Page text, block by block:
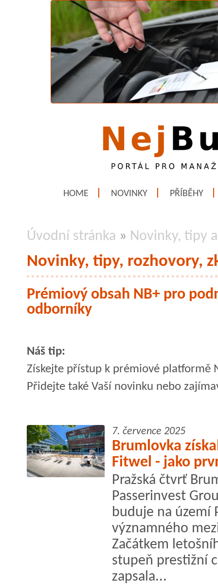
HOME NOVINKY PŘÍBĚHY
Úvodní stránka » Novinky, tipy
Novinky, tipy, rozhovory,
Prémiový obsah NB+ pro
odborníky
Náš tip:
Získejte přístup k prémiové platformě
Přidejte také Vaší novinku nebo
7. července 2025
Brumlovka
Fitwel - jako
Pražská čtvrť
Passerinvest
buduje na území
významného
Začátkem
stupeň prestižní
zapsala...